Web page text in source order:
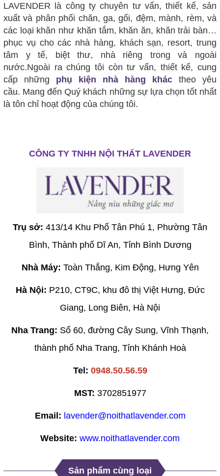
LAVENDER là công ty chuyên tư vấn, thiết kế, sản
xuất và phân phối chăn, ga, gối, đệm, mành, rèm, và
các loại khăn như khăn tắm, khăn ăn, khăn trải bàn…
phục vụ cho các nhà hàng, khách sạn, resort, trung
tâm y tế, biệt thư, nhà riêng trong và ngoài
nước.Ngoài ra chúng tôi còn tư vấn, thiết kế, cung
cấp những phụ kiện nhà hàng khác
theo yêu
cầu. Mang đến Quý khách những sự lựa chọn tốt nhất
là tôn chỉ hoạt động của chúng tôi.
CÔNG TY TNHH NỘI THẤT LAVENDER
Trụ sở: 413/14 Khu Phố Tân Phú 1, Phường Tân
Bình, Thành phố Dĩ An, Tỉnh Bình Dương
Nhà Máy: Toàn Thắng, Kim Động, Hưng Yên
Hà Nội: P210, CT9C, khu đô thị Việt Hưng, Đức
Giang, Long Biên, Hà Nội
Nha Trang: Số 60, đường Cây Sung, Vĩnh Thạnh,
thành phố Nha Trang, Tỉnh Khánh Hoà
Tel: 0948.50.56.59
MST: 3702851977
Email: lavender@noithatlavender.com
Website: www.noithatlavender.com
Sản phẩm cùng loại